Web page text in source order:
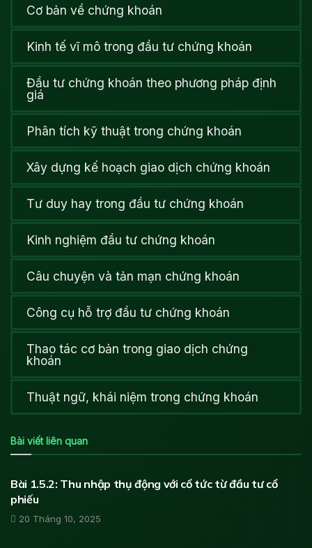
Cơ bản về chứng khoán
Kinh tế vĩ mô trong đầu tư chứng khoán
Đầu tư chứng khoán theo phương pháp định
giá
Phân tích kỹ thuật trong chứng khoán
Xây dựng kế hoạch giao dịch chứng khoán
Tư duy hay trong đầu tư chứng khoán
Kinh nghiệm đầu tư chứng khoán
Câu chuyện và tản mạn chứng khoán
Công cụ hỗ trợ đầu tư chứng khoán
Thao tác cơ bản trong giao dịch chứng
khoán
Thuật ngữ, khái niệm trong chứng khoán
Bài viết liên quan
HỌC ĐẦU TƯ CHỨNG KHOÁN
Bài 1.5.2: Thu nhập thụ động với cổ tức từ đầu tư cổ
phiếu
20 Tháng 10, 2025